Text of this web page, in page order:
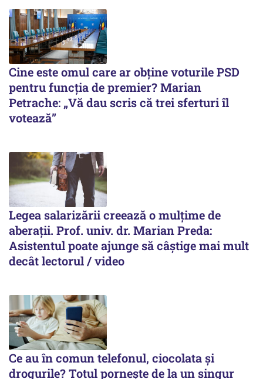
Cine este omul care ar obține voturile PSD
pentru funcția de premier? Marian
Petrache: „Vă dau scris că trei sferturi îl
votează”
Legea salarizării creează o mulțime de
aberații. Prof. univ. dr. Marian Preda:
Asistentul poate ajunge să câștige mai mult
decât lectorul / video
Ce au în comun telefonul, ciocolata și
drogurile? Totul pornește de la un singur